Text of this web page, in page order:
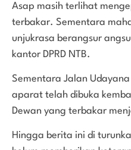
Asap masih terlihat
terbakar. Sementara
unjukrasa berangsur
kantor DPRD NTB.
Sementara Jalan
aparat telah dibuka
Dewan yang terbakar
Hingga berita ini di